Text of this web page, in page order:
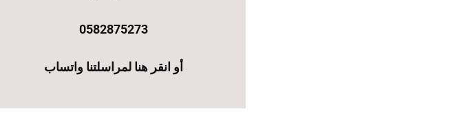
0582875273
أو انقر هنا لمراسلتنا واتساب